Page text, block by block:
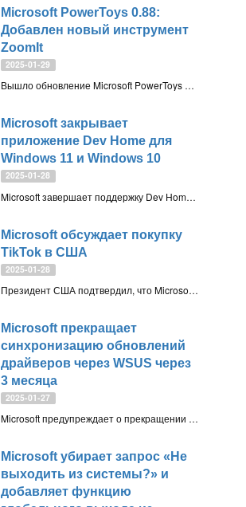
Microsoft PowerToys 0.88:
Добавлен новый инструмент
ZoomIt
2025-01-29
Вышло обновление Microsoft PowerToys 0.88 с новой утилитой ZoomIt для масштабирования экрана, аннотаций и записи. Устаревшая функция Video Conference Mute для отключения микрофона и веб-камеры – удалена
Microsoft закрывает
приложение Dev Home для
Windows 11 и Windows 10
2025-01-28
Microsoft завершает поддержку Dev Home — приложения для Windows 10 и Windows 11. Несмотря на интересные функции, оно не вышло из стадии предварительной версии. Закрытие намечено на май 2025 года, часть возможностей будет перенесена в другие инструменты
Microsoft обсуждает покупку
TikTok в США
2025-01-28
Президент США подтвердил, что Microsoft вновь заинтересована в покупке американского подразделения TikTok у ByteDance. Переговоры начались ещё в 2020 году, и решение о судьбе популярной платформы в США ожидается в ближайшие 30 дней
Microsoft прекращает
синхронизацию обновлений
драйверов через WSUS через
3 месяца
2025-01-27
Microsoft предупреждает о прекращении синхронизации обновлений драйверов через WSUS с 18 апреля 2025 года. Драйверы останутся доступны через Каталог Центра обновления Майкрософт, но импортировать их в WSUS будет нельзя
Microsoft убирает запрос «Не
выходить из системы?» и
добавляет функцию